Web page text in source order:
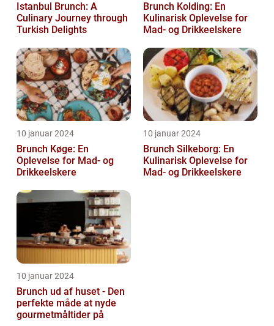
Istanbul Brunch: A
Culinary Journey through
Turkish Delights
Brunch Kolding: En
Kulinarisk Oplevelse for
Mad- og Drikkeelskere
10 januar 2024
Brunch Køge: En
Oplevelse for Mad- og
Drikkeelskere
10 januar 2024
Brunch Silkeborg: En
Kulinarisk Oplevelse for
Mad- og Drikkeelskere
10 januar 2024
Brunch ud af huset - Den
perfekte måde at nyde
gourmetmåltider på